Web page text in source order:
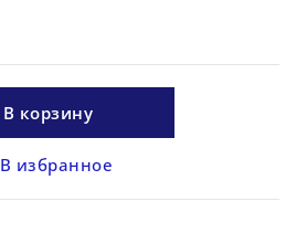
В корзину
В избранное